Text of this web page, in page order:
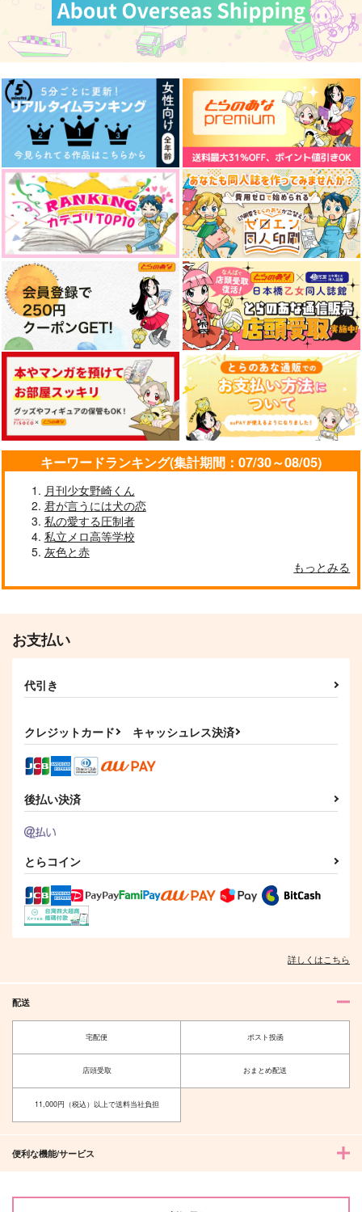
異母兄弟クリアカード
灰色偏光
315円 （税込）
尾形百之助
サンプル
作品詳細
尾勇イラストカード
灰色偏光
（税込）
尾形百之助×花沢勇作
サンプル
作品詳細
きょうもあしたもこれ
からも
灰色の飴玉
1,305円（税込）
玖夜×エイト
サンプル
作品詳細
さらば愛しき灰色の幽
霊よ
いやし系地獄絵図
787円（税込）
シャア×シャリア
サンプル
作品詳細
藍い果実とエンドロー
ルへ
ダイイチ部隊
2,357円（税込）
スグリ
友達の作り方なんてわ
からない
L-wing
787円 （税込）
スグリ×アオイ
涙のわけを聞かせて
L-wing
スグリ×アオイ
作品詳細
葡萄色の空をきみと
—スグアオWeb再録
集—
作品詳細
Dear Future
作品詳細
sweet dreams.
あおりんご
865円（税込）
スグリ×アオイ
colors/□□□
y-Ulysses
3,144円（税込）
キーワードランキング(集計期間：07/30～08/05)
月刊少女野崎くん
君が言うには犬の恋
私の愛する圧制者
私立メロ高等学校
灰色と赤
もっとみる
お支払い
代引き
クレジットカード キャッシュレス決済
後払い決済
とらコイン
詳しくはこちら
配送
宅配便 ポスト投函
店頭受取 おまとめ配送
11,000円（税込）以上で送料当社負担
便利な機能/サービス